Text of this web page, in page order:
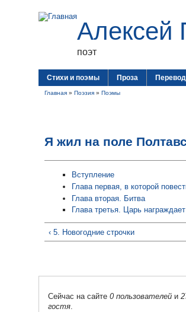
Алексей
поэт
Стихи и поэмы Проза
Главная » Поэзия » Поэмы
Я жил на поле
Вступление
Глава первая, в которой
Глава вторая. Битва
Глава третья. Царь награждает
‹ 5. Новогодние строчки
Сейчас на сайте 0 пользователей и
гостя.